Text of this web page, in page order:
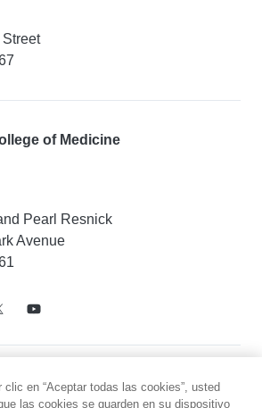
Street
of Medicine
Pearl Resnick
Avenue
privacidad
clic en “Aceptar todas las cookies”, usted
las cookies se guarden en su dispositivo